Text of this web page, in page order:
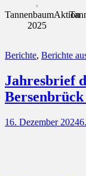
TannenbaumAktion
2025
Kategorien
Berichte, Berichte
Jahresbrief
Bersenbrück
Posted
16. Dezember 2024